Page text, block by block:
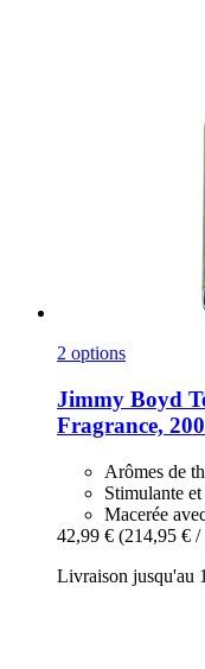
2 options
Jimmy Boyd
Fragrance,
Arômes de
Stimulante
Macerée
42,99 € (214,95 €
Livraison jusqu'au